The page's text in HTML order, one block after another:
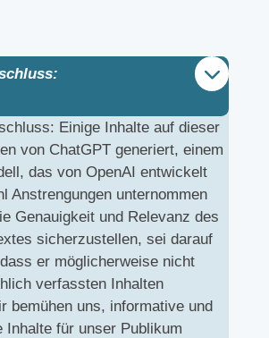
Einige Inhalte auf dieser
von ChatGPT generiert, einem
das von OpenAI entwickelt
Anstrengungen unternommen
Genauigkeit und Relevanz des
sicherzustellen, sei darauf
er möglicherweise nicht
verfassten Inhalten
bemühen uns, informative und
Inhalte für unser Publikum